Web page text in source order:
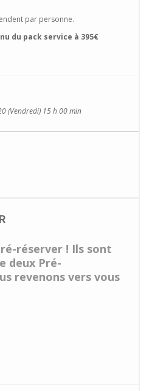
par personne.
du pack service à 395€
(Vendredi) 15 h 00 min
réserver ! Ils sont
deux Pré-
revenons vers vous